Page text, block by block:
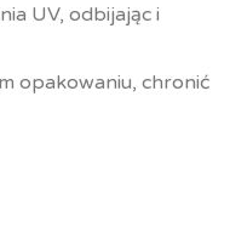
UV, odbijając i
opakowaniu, chronić